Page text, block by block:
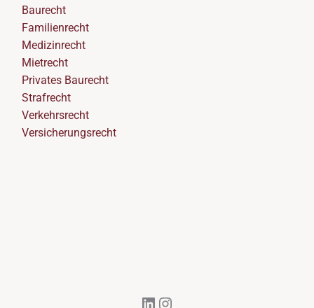
Baurecht
Familienrecht
Medizinrecht
Mietrecht
Privates Baurecht
Strafrecht
Verkehrsrecht
Versicherungsrecht
LinkedIn
Instagram